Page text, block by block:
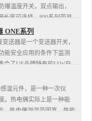
爆温度开关，双点输出，
长度可选择。800系列带显
工业烧炉和加热用、暖通
ONE系列
送器是一个变送器开关，
能安全应用的条件下监测
合了UE品牌特有的IAW自
功能以及软件计算检测进
温元件，是一种一次仪
。热电偶实际上是一种能
。热电偶测温范围宽，性能